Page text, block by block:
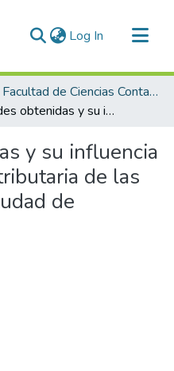
Log In (current)
Facultad de Ciencias Contables y Financieras
Utilidades obtenidas y su influencia en la recaudación tributaria de las ferreterías de la Ciudad de Azángaro – 2022
y su influencia
de las
de